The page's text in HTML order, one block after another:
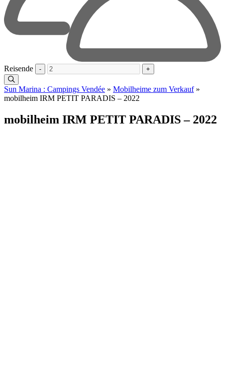
Reisende - +
Sun Marina : Campings Vendée » Mobilheime zum Verkauf»
mobilheim IRM PETIT PARADIS – 2022
mobilheim IRM PETIT PARADIS – 2022